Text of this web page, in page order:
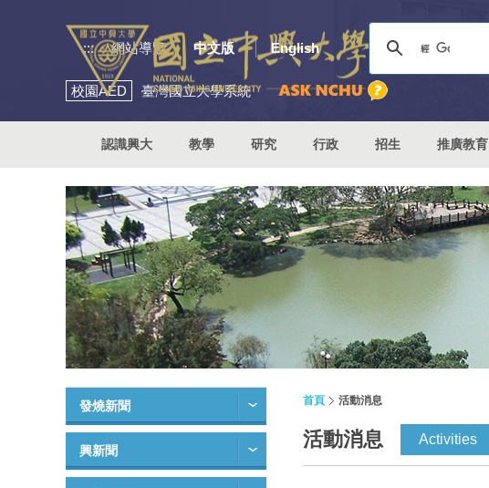
::: 網站導覽 中文版 English
校園AED 臺灣國立大學系統
認識興大 教學 研究 行政 招生 推廣教育
發燒新聞
興新聞
首頁 活動消息
活動消息 Activities